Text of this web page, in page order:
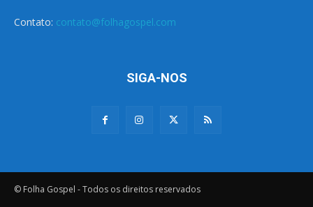
Contato: contato@folhagospel.com
SIGA-NOS
© Folha Gospel - Todos os direitos reservados